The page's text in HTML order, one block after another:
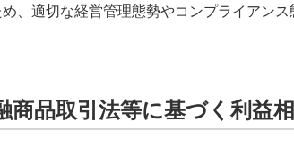
、適切な経営管理態勢やコンプライアンス
品取引法等に基づく利益